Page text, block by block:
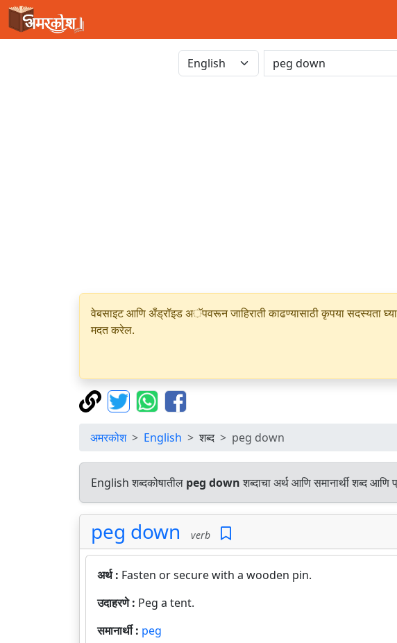
वेबसाइट आणि अँड्रॉइड अॅपवरून जाहिराती काढण्यासाठी कृपया सदस्यता
मदत करेल.
अमरकोश English शब्द peg down
English शब्दकोषातील peg downशब्दाचा अर्थ आणि समानार्थी शब्द आणि
peg down verb
अर्थ : Fasten or secure with a wooden pin.
उदाहरणे : Peg a tent.
समानार्थी : peg